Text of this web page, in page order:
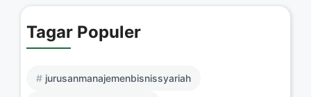
Tagar Populer
jurusanmanajemenbisnissyariah